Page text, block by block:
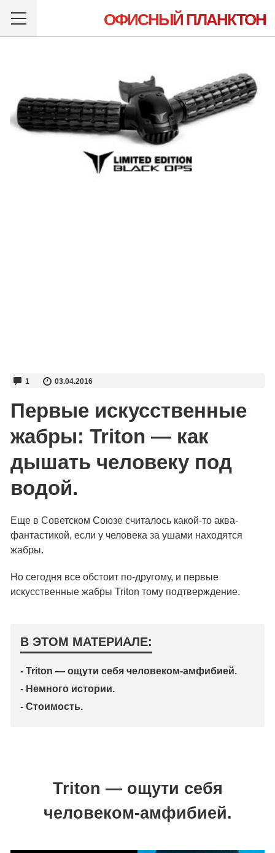
ОФИСНЫЙ ПЛАНКТОН
1 03.04.2016
Первые искусственные
жабры: Triton — как
дышать человеку под
водой.
Еще в Советском Союзе считалось какой-то аква-
фантастикой, если у человека за ушами находятся
жабры.
Но сегодня все обстоит по-другому, и первые
искусственные жабры Triton тому подтверждение.
В ЭТОМ МАТЕРИАЛЕ:
- Triton — ощути себя человеком-амфибией.
- Немного истории.
- Стоимость.
Triton — ощути себя
человеком-амфибией.